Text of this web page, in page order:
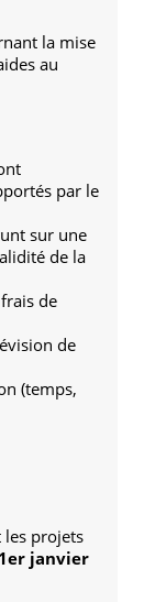
la mise
au
par le
sur une
de la
de
de
(temps,
les projets
janvier